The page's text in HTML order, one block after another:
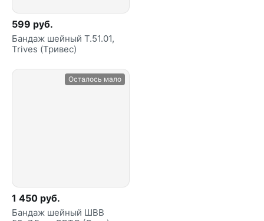
599 руб.
Бандаж шейный Т.51.01,
Trives (Тривес)
Осталось мало
1 450 руб.
Бандаж шейный ШВВ